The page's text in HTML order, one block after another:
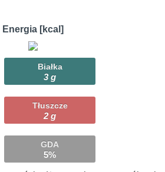
Energia [kcal]
Białka
3 g
Tłuszcze
2 g
GDA
5%